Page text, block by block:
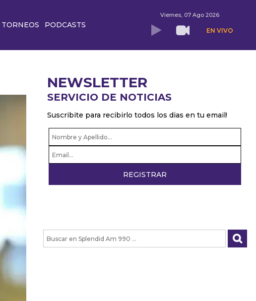
TORNEOS PODCASTS
Viernes, 07 Ago 2026
EN VIVO
NEWSLETTER
SERVICIO DE NOTICIAS
Suscribite para recibirlo todos los dias en tu email!